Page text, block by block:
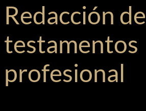
Redacción de
testamentos
profesional